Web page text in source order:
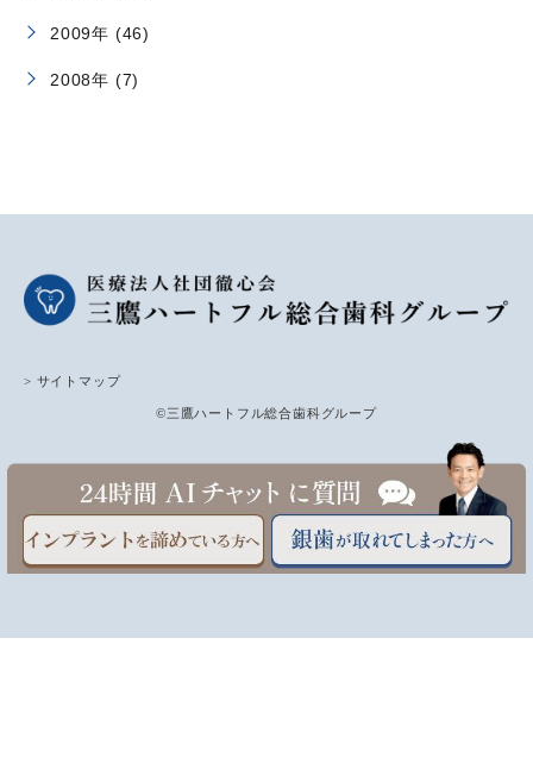
2009年 (46)
2008年 (7)
> サイトマップ
©三鷹ハートフル総合歯科グループ